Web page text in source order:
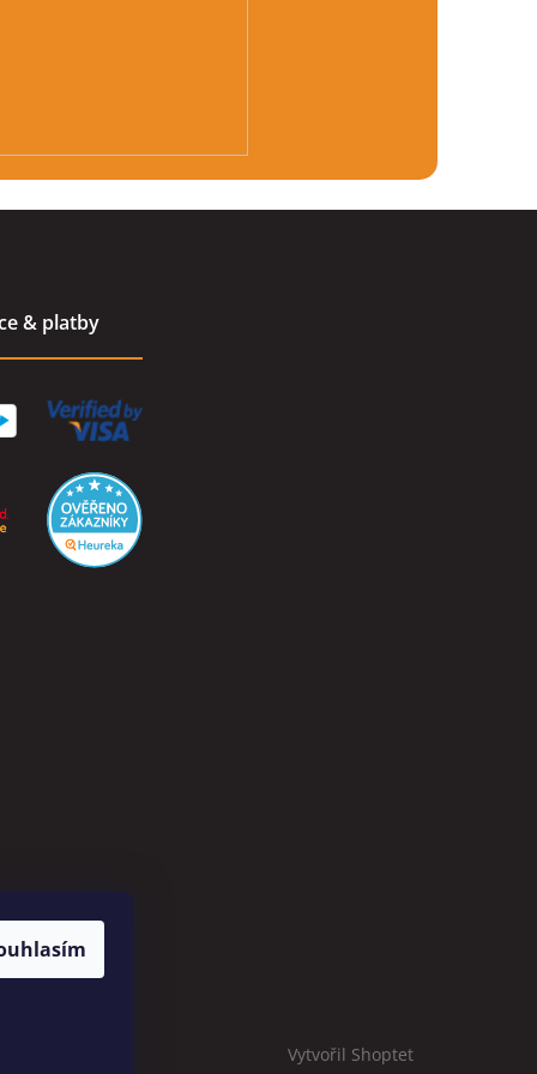
& platby
Vytvořil Shoptet